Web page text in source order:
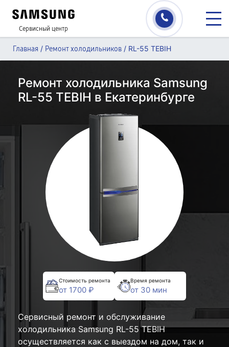
Сервисный центр
Главная / Ремонт холодильников / RL-55 TEBIH
Ремонт холодильника Samsung
RL-55 TEBIH в Екатеринбурге
Стоимость ремонта
от 1700 ₽
Время ремонта
от 30 мин
Сервисный ремонт и обслуживание
холодильника Samsung RL-55 TEBIH
осуществляется как с выездом на дом, так и